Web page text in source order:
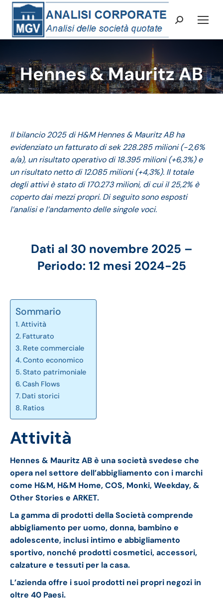
Cerca:
Hennes & Mauritz AB
Tu sei qui:
Il bilancio 2025 di H&M Hennes & Mauritz AB ha
evidenziato un fatturato di sek 228.285 milioni (-2,6%
a/a), un risultato operativo di 18.395 milioni (+6,3%) e
un risultato netto di 12.085 milioni (+4,3%). Il totale
degli attivi è stato di 170.273 milioni, di cui il 25,2% è
coperto dai mezzi propri. Di seguito sono esposti
l’analisi e l’andamento delle singole voci.
Dati al 30 novembre 2025 –
Periodo: 12 mesi 2024-25
Sommario
Attività
Fatturato
Rete commerciale
Conto economico
Stato patrimoniale
Cash Flows
Dati storici
Ratios
Attività
Hennes & Mauritz AB è una società svedese che
opera nel settore dell’abbigliamento con i marchi
come H&M, H&M Home, COS, Monki, Weekday, &
Other Stories e ARKET.
La gamma di prodotti della Società comprende
abbigliamento per uomo, donna, bambino e
adolescente, inclusi intimo e abbigliamento
sportivo, nonché prodotti cosmetici, accessori,
calzature e tessuti per la casa.
L’azienda offre i suoi prodotti nei propri negozi in
oltre 40 Paesi.